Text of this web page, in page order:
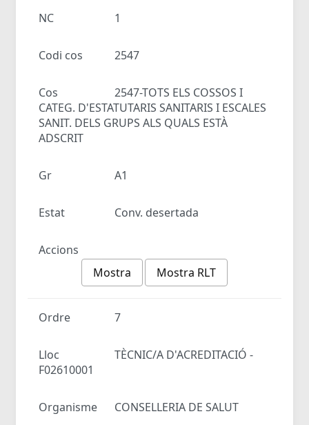
NC 1
Codi cos 2547
Cos
2547-TOTS ELS COSSOS I
CATEG. D'ESTATUTARIS SANITARIS I ESCALES
SANIT. DELS GRUPS ALS QUALS ESTÀ
ADSCRIT
Gr A1
Estat Conv. desertada
Accions
Mostra
Mostra RLT
Ordre 7
Lloc
TÈCNIC/A D'ACREDITACIÓ -
F02610001
Organisme CONSELLERIA DE SALUT